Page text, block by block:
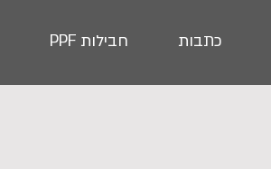
כתבות חבילות PPF